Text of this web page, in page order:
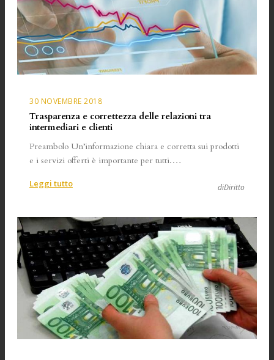
piacere!
30 NOVEMBRE 2018
Trasparenza e correttezza delle relazioni tra
intermediari e clienti
Preambolo Un’informazione chiara e corretta sui prodotti
e i servizi offerti è importante per tutti.…
Leggi tutto:
correttezza
delle
relazioni
tra
intermediari
e
clienti
diDiritto